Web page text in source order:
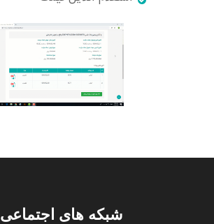
شبکه های اجتماعی